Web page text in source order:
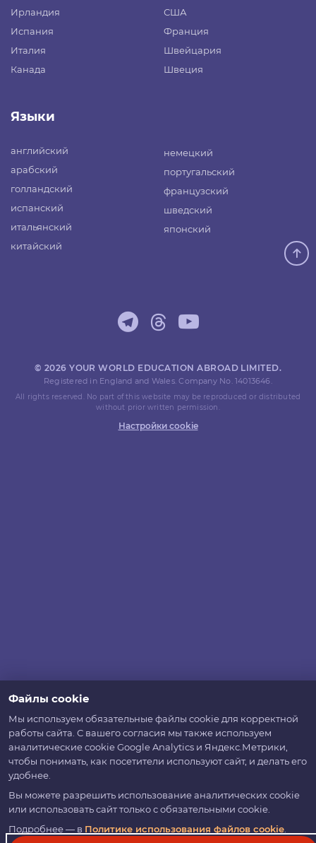
Ирландия
Испания
Италия
Канада
США
Франция
Швейцария
Швеция
Языки
английский
арабский
голландский
испанский
итальянский
китайский
немецкий
португальский
французский
шведский
японский
© 2026 YOUR WORLD EDUCATION ABROAD LIMITED.
Registered in England and Wales. Company No. 14013646.
All rights reserved. No part of this website may be reproduced or distributed
without prior written permission.
Настройки cookie
Файлы cookie
Мы используем обязательные файлы cookie для корректной
работы сайта. С вашего согласия мы также используем
аналитические cookie Google Analytics и Яндекс.Метрики,
чтобы понимать, как посетители используют сайт, и делать его
удобнее.
Вы можете разрешить использование аналитических cookie
или использовать сайт только с обязательными cookie.
Подробнее — в Политике использования файлов cookie